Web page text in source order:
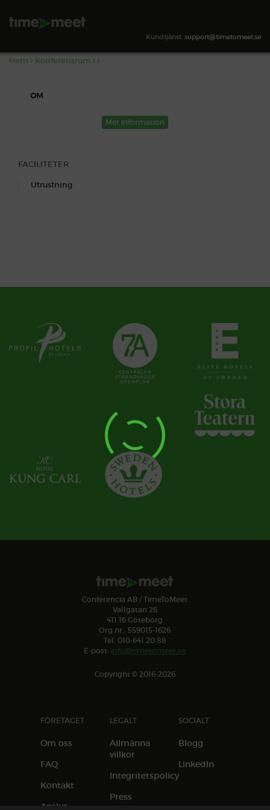
Kundtjänst: support@timetomeet.se
Hem Konferensrum i
OM
Mer information
FACILITETER
Utrustning
Conferencia AB / TimeToMeet
Vallgatan 26
411 16 Göteborg
Org.nr.: 559015-1626
Tel: 010-641 20 88
E-post: info@timetomeet.se
Copyright © 2016-2026
FÖRETAGET
Om oss
FAQ
Kontakt
Anslut
LEGALT
Allmänna
villkor
Integritetspolicy
Press
SOCIALT
Blogg
LinkedIn